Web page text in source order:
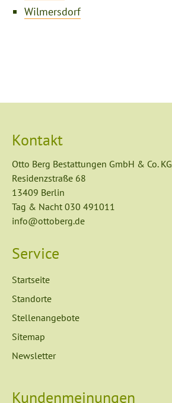
Wilmersdorf
Kontakt
Otto Berg Bestattungen GmbH & Co. KG
Residenzstraße 68
13409 Berlin
Tag & Nacht 030 491011
info@ottoberg.de
Service
Navigation
überspringen
Startseite
Standorte
Stellenangebote
Sitemap
Newsletter
Kundenmeinungen